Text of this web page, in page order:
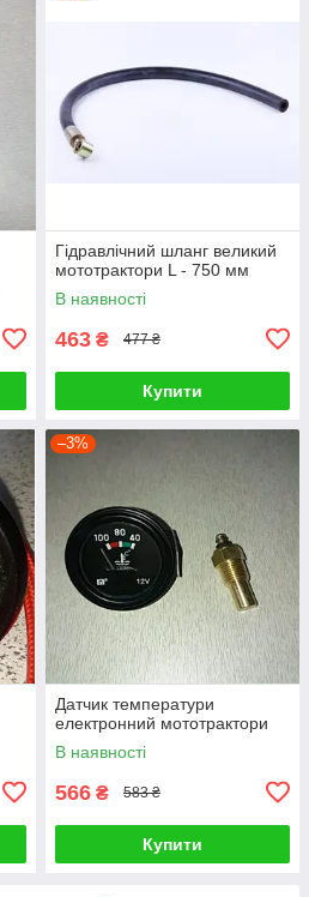
Гідравлічний шланг великий
мототрактори L - 750 мм
В наявності
463 ₴ 477 ₴
Купити
–3%
Датчик температури
електронний мототрактори
В наявності
566 ₴ 583 ₴
Купити